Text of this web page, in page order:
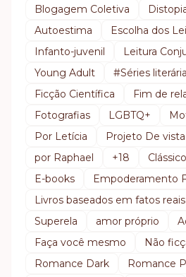
Blogagem Coletiva
Autoestima
Escolha dos
Infanto-juvenil
Leitura
Young Adult
#Séries
Ficção Científica
Fim de
Fotografias
LGBTQ+
Por Letícia
Projeto De
por Raphael
+18
E-books
Empoderamento
Livros baseados em fatos reais
Superela
amor próprio
Faça você mesmo
Não
Romance Dark
Romance